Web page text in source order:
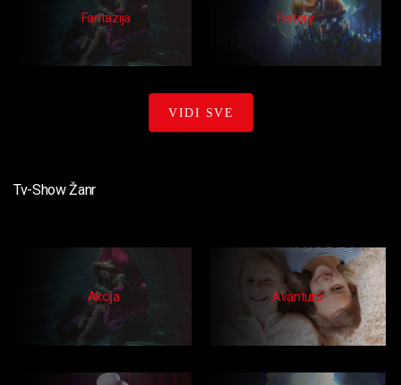
Fantazija History
VIDI SVE
Tv-Show Žanr
Akcija Avantura